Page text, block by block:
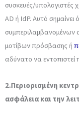
συσκευές/υπολογιστές
AD ή IdP. Αυτό
συμπεριλαμβανομένων
μοτίβων πρόσβασης ή
αδύνατο να εντοπιστεί
2.Περιορισμένη
ασφάλεια και την